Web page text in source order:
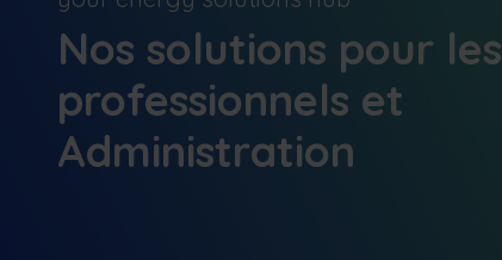
Nos solutions pour les
professionnels et
Administration